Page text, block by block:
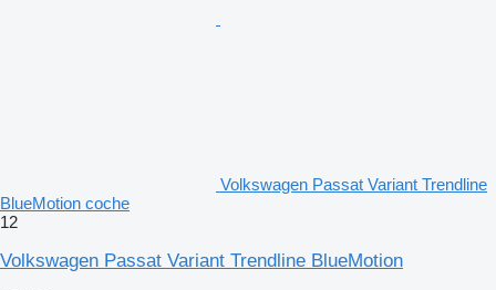
Volkswagen Passat Variant Trendline
BlueMotion coche
12
Volkswagen Passat Variant Trendline BlueMotion